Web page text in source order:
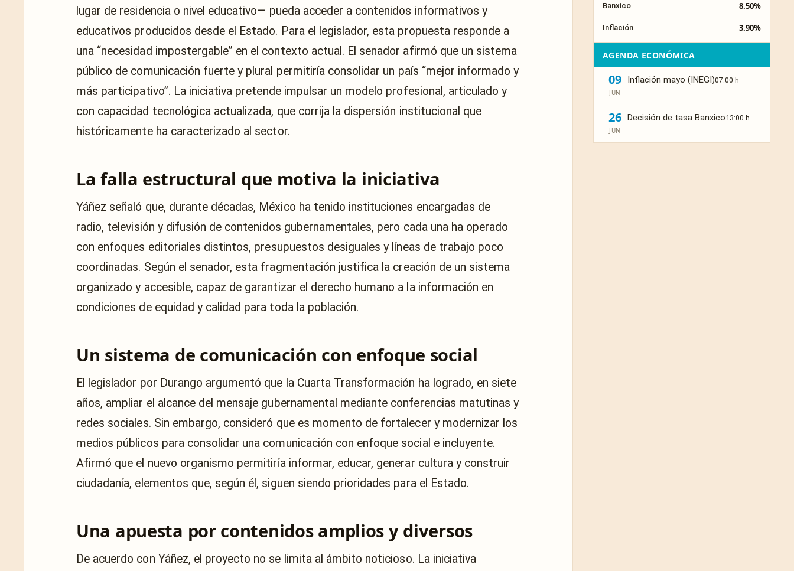
lugar de residencia o nivel educativo— pueda acceder a contenidos informativos y
educativos producidos desde el Estado. Para el legislador, esta propuesta responde a
una “necesidad impostergable” en el contexto actual. El senador afirmó que un sistema
público de comunicación fuerte y plural permitiría consolidar un país “mejor informado y
más participativo”. La iniciativa pretende impulsar un modelo profesional, articulado y
con capacidad tecnológica actualizada, que corrija la dispersión institucional que
históricamente ha caracterizado al sector.
La falla estructural que motiva la iniciativa
Yáñez señaló que, durante décadas, México ha tenido instituciones encargadas de
radio, televisión y difusión de contenidos gubernamentales, pero cada una ha operado
con enfoques editoriales distintos, presupuestos desiguales y líneas de trabajo poco
coordinadas. Según el senador, esta fragmentación justifica la creación de un sistema
organizado y accesible, capaz de garantizar el derecho humano a la información en
condiciones de equidad y calidad para toda la población.
Un sistema de comunicación con enfoque social
El legislador por Durango argumentó que la Cuarta Transformación ha logrado, en siete
años, ampliar el alcance del mensaje gubernamental mediante conferencias matutinas y
redes sociales. Sin embargo, consideró que es momento de fortalecer y modernizar los
medios públicos para consolidar una comunicación con enfoque social e incluyente.
Afirmó que el nuevo organismo permitiría informar, educar, generar cultura y construir
ciudadanía, elementos que, según él, siguen siendo prioridades para el Estado.
Una apuesta por contenidos amplios y diversos
De acuerdo con Yáñez, el proyecto no se limita al ámbito noticioso. La iniciativa
Banxico 8.50%
Inflación 3.90%
AGENDA ECONÓMICA
09
JUN
Inflación mayo (INEGI)07:00 h
26
JUN
Decisión de tasa Banxico13:00 h